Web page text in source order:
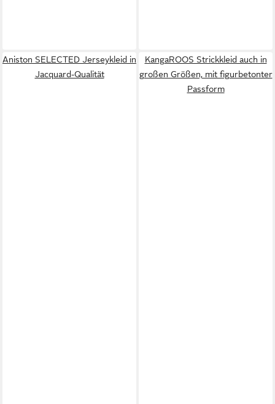
Aniston SELECTED Jerseykleid in
Jacquard-Qualität
KangaROOS Strickkleid auch in
großen Größen, mit figurbetonter
Passform